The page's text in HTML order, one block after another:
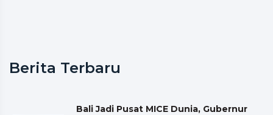
Berita Terbaru
Bali Jadi Pusat MICE Dunia, Gubernur